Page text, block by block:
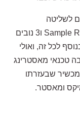
סיבוביים לשליטה
בפונקציית המכשיר הכללית, שליטה בSample Rate ו3 נובים
לכל זה, ואולי
טכנאי מאסטרינג
שבעזרתו